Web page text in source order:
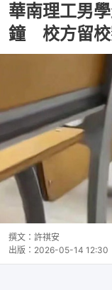
華南理工男
鐘 校方留校
撰文： 許祺安
出版： 2026-05-14 12:30